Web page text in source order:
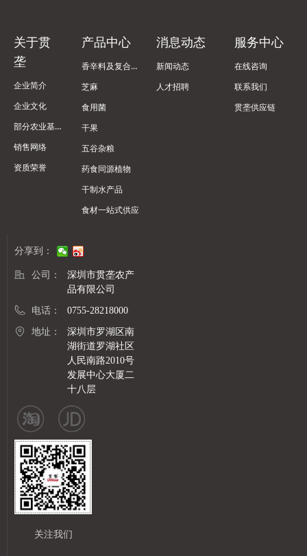
分享到：
关注我们
公司：
深圳市贯垄农产
品有限公司
电话： 0755-28218000
地址：
深圳市罗湖区南
湖街道罗湖社区
人民南路2010号
发展中心大厦二
十八层
新闻动态
人才招聘
消息动态
在线咨询
联系我们
贯垄供应链
服务中心
企业简介
企业文化
部分农业基地
销售网络
资质荣誉
关于贯
垄
香辛料及复合调味料
芝麻
食用菌
干果
五谷杂粮
药食同源植物
干制水产品
食材一站式供应
产品中心